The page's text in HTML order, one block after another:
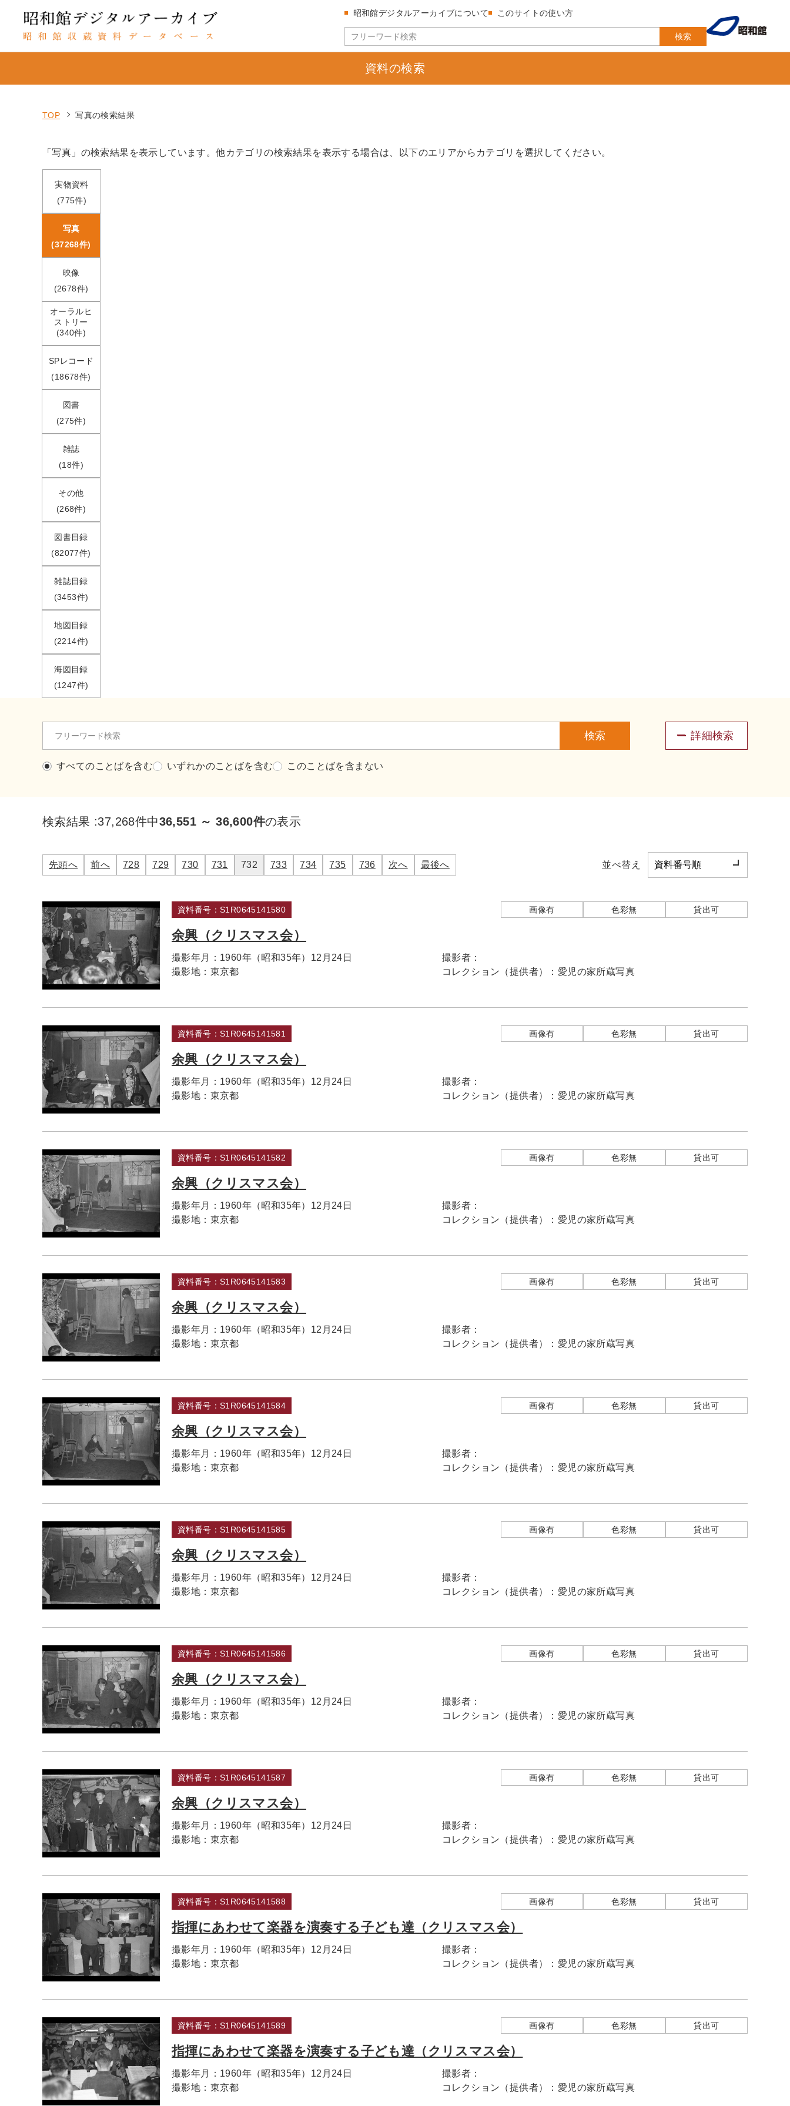
検索
昭和館デジタルアーカイブについて このサイトの使い方
資料の検索
TOP 写真の検索結果
「写真」の検索結果を表示しています。他カテゴリの検索結果を表示する場合は、以下のエリアからカテゴリを選択してください。
実物資料
(775件)
写真
(37268件)
映像
(2678件)
オーラルヒ
ストリー
(340件)
SPレコード
(18678件)
図書
(275件)
雑誌
(18件)
その他
(268件)
図書目録
(82077件)
雑誌目録
(3453件)
地図目録
(2214件)
海図目録
(1247件)
検索
すべてのことばを含む いずれかのことばを含む このことばを含まない
詳細検索
検索結果 :37,268件中36,551 ～ 36,600件の表示
先頭へ 前へ 728 729 730 731 732 733 734 735 736 次へ 最後へ 並べ替え
資料番号：S1R0645141580 画像有 色彩無 貸出可
余興（クリスマス会）
撮影年月： 1960年（昭和35年）12月24日
撮影者：
撮影地： 東京都 コレクション（提供者）： 愛児の家所蔵写真
資料番号：S1R0645141581 画像有 色彩無 貸出可
余興（クリスマス会）
撮影年月： 1960年（昭和35年）12月24日
撮影者：
撮影地： 東京都 コレクション（提供者）： 愛児の家所蔵写真
資料番号：S1R0645141582 画像有 色彩無 貸出可
余興（クリスマス会）
撮影年月： 1960年（昭和35年）12月24日
撮影者：
撮影地： 東京都 コレクション（提供者）： 愛児の家所蔵写真
資料番号：S1R0645141583 画像有 色彩無 貸出可
余興（クリスマス会）
撮影年月： 1960年（昭和35年）12月24日
撮影者：
撮影地： 東京都 コレクション（提供者）： 愛児の家所蔵写真
資料番号：S1R0645141584 画像有 色彩無 貸出可
余興（クリスマス会）
撮影年月： 1960年（昭和35年）12月24日
撮影者：
撮影地： 東京都 コレクション（提供者）： 愛児の家所蔵写真
資料番号：S1R0645141585 画像有 色彩無 貸出可
余興（クリスマス会）
撮影年月： 1960年（昭和35年）12月24日
撮影者：
撮影地： 東京都 コレクション（提供者）： 愛児の家所蔵写真
資料番号：S1R0645141586 画像有 色彩無 貸出可
余興（クリスマス会）
撮影年月： 1960年（昭和35年）12月24日
撮影者：
撮影地： 東京都 コレクション（提供者）： 愛児の家所蔵写真
資料番号：S1R0645141587 画像有 色彩無 貸出可
余興（クリスマス会）
撮影年月： 1960年（昭和35年）12月24日
撮影者：
撮影地： 東京都 コレクション（提供者）： 愛児の家所蔵写真
資料番号：S1R0645141588 画像有 色彩無 貸出可
指揮にあわせて楽器を演奏する子ども達（クリスマス会）
撮影年月： 1960年（昭和35年）12月24日
撮影者：
撮影地： 東京都 コレクション（提供者）： 愛児の家所蔵写真
資料番号：S1R0645141589 画像有 色彩無 貸出可
指揮にあわせて楽器を演奏する子ども達（クリスマス会）
撮影年月： 1960年（昭和35年）12月24日
撮影者：
撮影地： 東京都 コレクション（提供者）： 愛児の家所蔵写真